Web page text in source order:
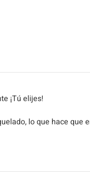
¡Tú elijes!
lo que hace que